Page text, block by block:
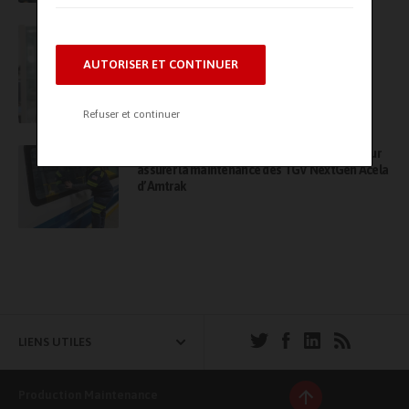
AUTORISER ET CONTINUER
Refuser et continuer
sensible (crèches, établissements d’accueil collectif d’enfants de
Le kit de diagnostic « Profil’air » ERP a été spécialement conçu
pour les collectivités. Le kit permet de réaliser facilement des
les établissements à risque. On parle de la détection du
formaldéhyde, du benzène ainsi que du CO2.
maintien de l’existant
Alstom va ouvrir un site dans le Delaware pour
assurer la maintenance des TGV NextGen Acela
d’Amtrak
LIENS UTILES